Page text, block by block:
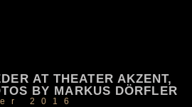
AT THEATER AKZENT,
BY MARKUS DÖRFLER
2016